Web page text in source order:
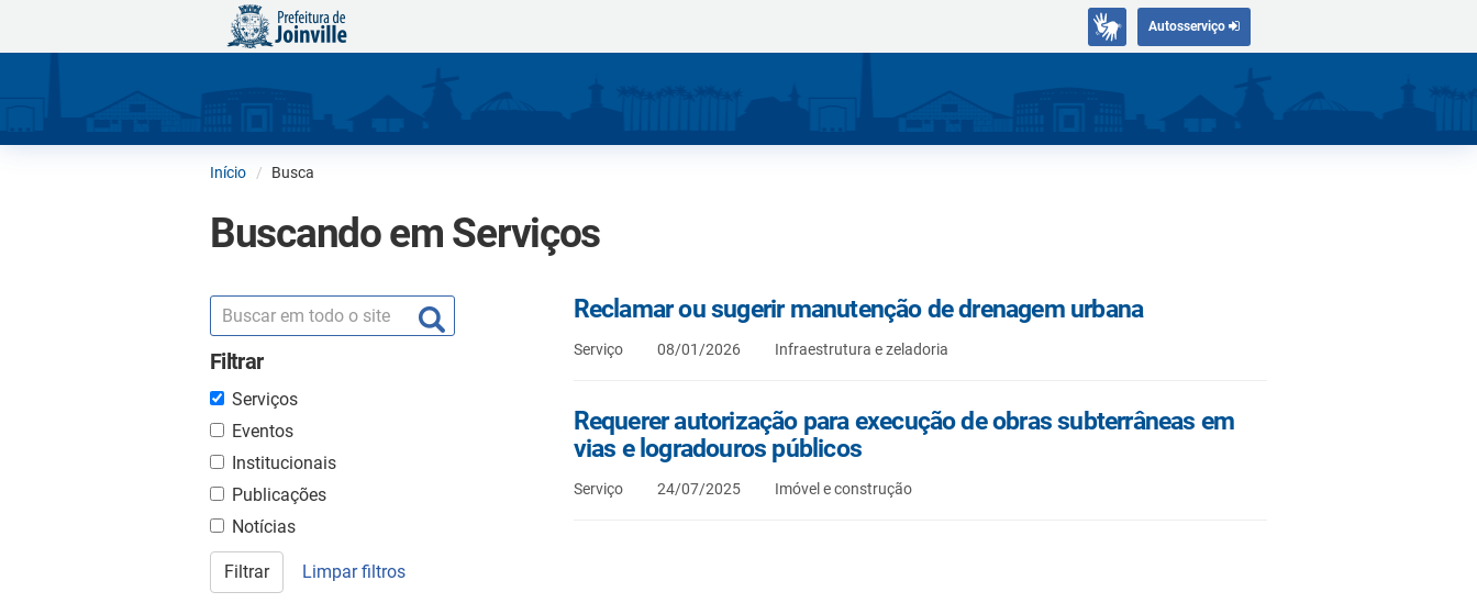
Autosserviço
Início Busca
Buscando em Serviços
Filtrar
Serviços
Eventos
Institucionais
Publicações
Notícias
Filtrar Limpar filtros
Reclamar ou sugerir manutenção de drenagem urbana
Serviço 08/01/2026 Infraestrutura e zeladoria
Requerer autorização para execução de obras subterrâneas em
vias e logradouros públicos
Serviço 24/07/2025 Imóvel e construção